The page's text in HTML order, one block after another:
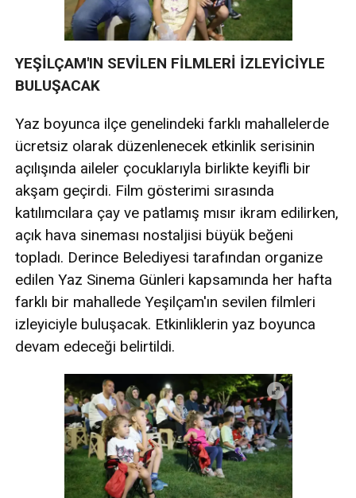
YEŞİLÇAM'IN SEVİLEN FİLMLERİ İZLEYİCİYLE
BULUŞACAK
Yaz boyunca ilçe genelindeki farklı mahallelerde
ücretsiz olarak düzenlenecek etkinlik serisinin
açılışında aileler çocuklarıyla birlikte keyifli bir
akşam geçirdi. Film gösterimi sırasında
katılımcılara çay ve patlamış mısır ikram edilirken,
açık hava sineması nostaljisi büyük beğeni
topladı. Derince Belediyesi tarafından organize
edilen Yaz Sinema Günleri kapsamında her hafta
farklı bir mahallede Yeşilçam'ın sevilen filmleri
izleyiciyle buluşacak. Etkinliklerin yaz boyunca
devam edeceği belirtildi.